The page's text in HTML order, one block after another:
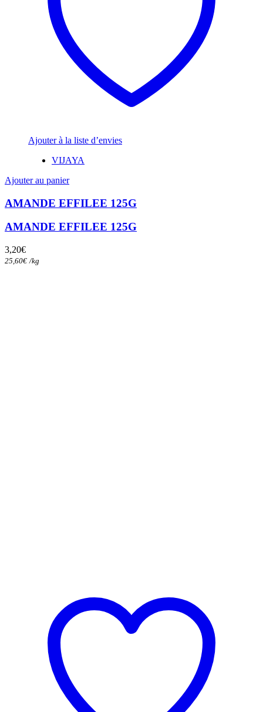
Ajouter à la liste d’envies
VIJAYA
Ajouter au panier
AMANDE EFFILEE 125G
AMANDE EFFILEE 125G
3,20€
25,60€ /kg